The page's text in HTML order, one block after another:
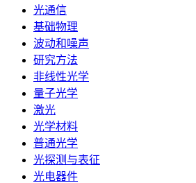
光通信
基础物理
波动和噪声
研究方法
非线性光学
量子光学
激光
光学材料
普通光学
光探测与表征
光电器件